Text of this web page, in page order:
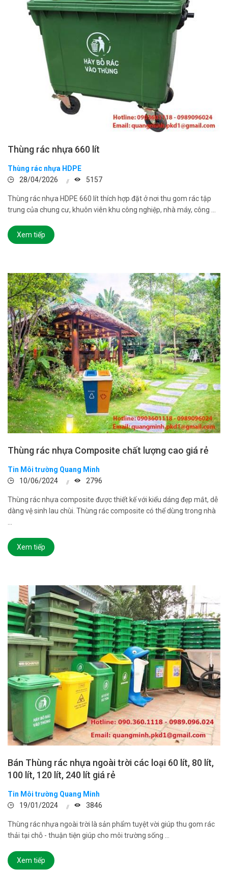
Thùng rác nhựa 660 lít
Thùng rác nhựa HDPE
28/04/2026
5157
Thùng rác nhựa HDPE 660 lít thích hợp đặt ở nơi thu gom rác tập
trung của chung cư, khuôn viên khu công nghiệp, nhà máy, công ...
Xem tiếp
Thùng rác nhựa Composite chất lượng cao giá rẻ
Tin Môi trường Quang Minh
10/06/2024
2796
Thùng rác nhựa composite được thiết kế với kiểu dáng đẹp mắt, dễ
dàng vệ sinh lau chùi. Thùng rác composite có thể dùng trong nhà
Xem tiếp
Bán Thùng rác nhựa ngoài trời các loại 60 lít, 80 lít,
100 lít, 120 lít, 240 lít giá rẻ
Tin Môi trường Quang Minh
19/01/2024
3846
Thùng rác nhựa ngoài trời là sản phẩm tuyệt vời giúp thu gom rác
thải tại chỗ - thuận tiện giúp cho môi trường sống ...
Xem tiếp